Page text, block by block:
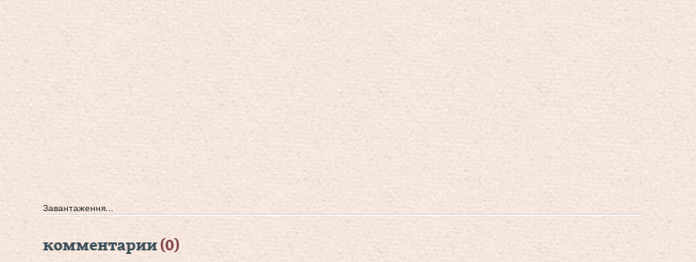
Завантаження...
комментарии (0)